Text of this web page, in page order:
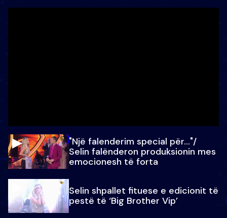
"Një falenderim special për…"/
Selin falënderon produksionin mes
emocionesh të forta
Selin shpallet fituese e edicionit të
pestë të ‘Big Brother Vip’